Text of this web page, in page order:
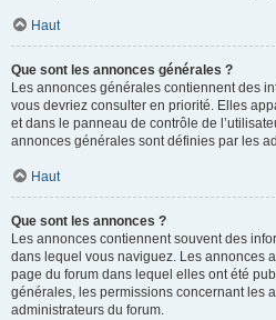
Haut
Que sont les annonces générales ?
Les annonces générales contiennent des
vous devriez consulter en priorité. Elles
et dans le panneau de contrôle de
annonces générales sont définies par les
Haut
Que sont les annonces ?
Les annonces contiennent souvent des
dans lequel vous naviguez. Les annonces
page du forum dans lequel elles ont été
générales, les permissions concernant les
administrateurs du forum.